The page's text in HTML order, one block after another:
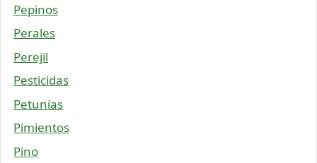
Pepinos
Perales
Perejil
Pesticidas
Petunias
Pimientos
Pino